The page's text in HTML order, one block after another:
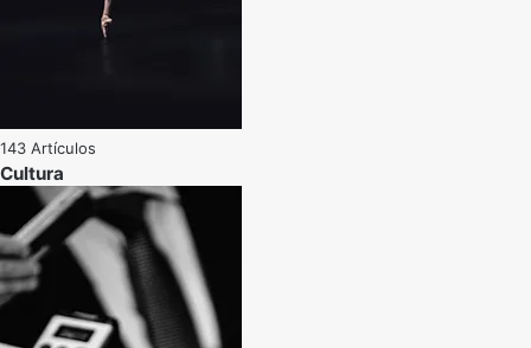
143 Artículos
Cultura